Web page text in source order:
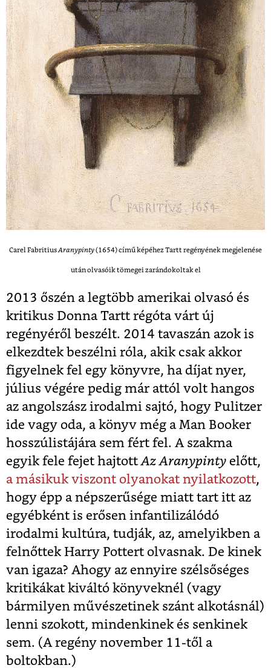
Carel FabritiusAranypinty(1654) című képéhezTartt regényének megjelenése
után olvasóik tömegei zarándokoltak el
2013 őszén a legtöbb amerikai olvasó és
kritikus Donna Tartt régóta várt új
regényéről beszélt. 2014 tavaszán azok is
elkezdtek beszélni róla, akik csak akkor
figyelnek fel egy könyvre, ha díjat nyer,
július végére pedig már attól volt hangos
az angolszász irodalmi sajtó, hogy Pulitzer
ide vagy oda, a könyv még a Man Booker
hosszúlistájára sem fért fel. A szakma
egyik fele fejet hajtott Az Aranypinty előtt,
a másikuk viszont olyanokat nyilatkozott,
hogy épp a népszerűsége miatt tart itt az
egyébként is erősen infantilizálódó
irodalmi kultúra, tudják, az, amelyikben a
felnőttek Harry Pottert olvasnak. De kinek
van igaza? Ahogy az ennyire szélsőséges
kritikákat kiváltó könyveknél (vagy
bármilyen művészetinek szánt alkotásnál)
lenni szokott, mindenkinek és senkinek
sem. (A regény november 11-től a
boltokban.)